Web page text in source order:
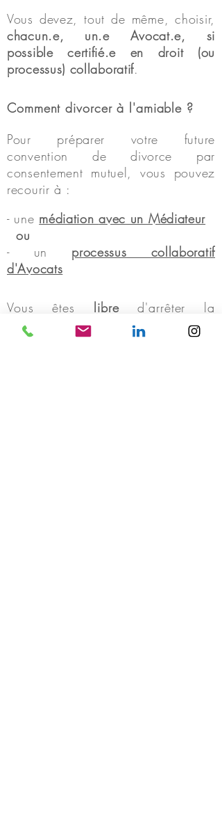
Vous devez, tout de même, choisir,
chacun.e, un.e Avocat.e, si
possible certifié.e en droit (ou
processus) collaboratif.
Comment divorcer à l'amiable ?
Pour préparer votre future
convention de divorce par
consentement mutuel, vous pouvez
recourir à :
- une médiationavec un Médiateur
ou
- un processus collaboratif
d'Avocats
Vous êtes libred'arrêter la
médiation ou le collaboratif à tout